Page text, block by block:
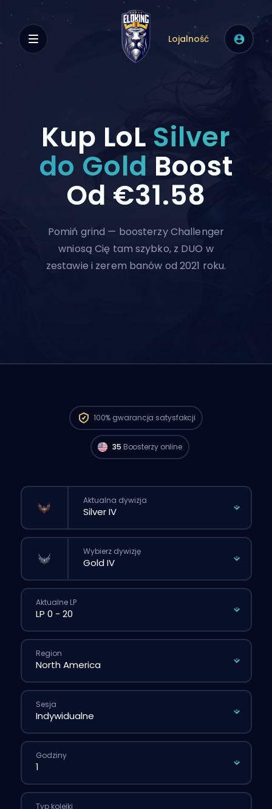
Lojalność
Kup LoL Silver
do Gold Boost
Od €31.58
Pomiń grind — boosterzy Challenger
wniosą Cię tam szybko, z DUO w
zestawie i zerem banów od 2021 roku.
100% gwarancja satysfakcji
America są dostępni i mogą zacząć
realizować twoje zamówienie już teraz. 🔥
35 Boosterzy online
Aktualna dywizja
Wybierz dywizję
Aktualne LP
Region
Sesja
Godziny
Typ kolejki